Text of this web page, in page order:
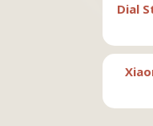
Dial